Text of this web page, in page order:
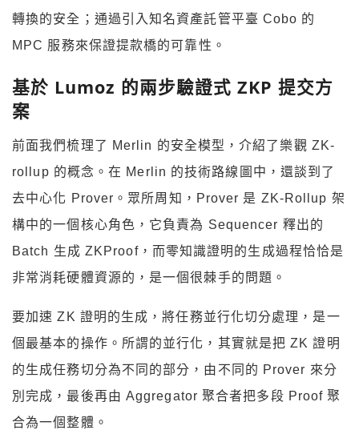
轉換的安全；通過引入知名資產託管平臺 Cobo 的
MPC 服務來保證提款橋的可靠性。
基於 Lumoz 的兩步驗證式 ZKP 提交方
案
前面我們梳理了 Merlin 的安全模型，介紹了樂觀 ZK-
rollup 的概念。在 Merlin 的技術路線圖中，還談到了
去中心化 Prover。眾所周知，Prover 是 ZK-Rollup 架
構中的一個核心角色，它負責為 Sequencer 釋出的
Batch 生成 ZKProof，而零知識證明的生成過程恰恰是
非常消耗硬體資源的，是一個很棘手的問題。
要加速 ZK 證明的生成，將任務並行化切分處理，是一
個最基本的操作。所謂的並行化，其實就是把 ZK 證明
的生成任務切分為不同的部分，由不同的 Prover 來分
別完成，最後再由 Aggregator 聚合者把多段 Proof 聚
合為一個整體。